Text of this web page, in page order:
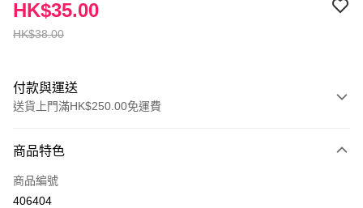
HK$38.00
HK$35.00
付款與運送
送貨上門滿HK$250.00免運費
信用卡
Apple Pay
商品特色
商品編號
406404